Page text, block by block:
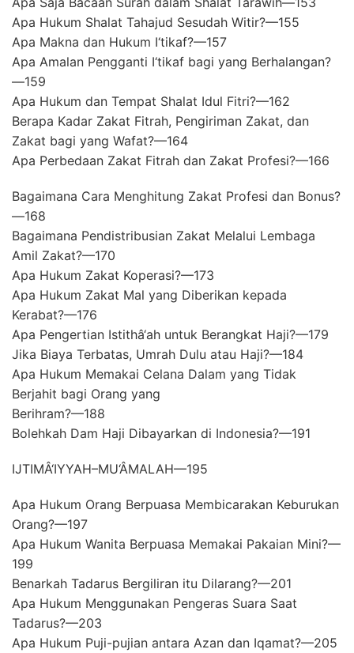
Apa Hukum Shalat Tahajud Sesudah Witir?—155
Apa Makna dan Hukum I‘tikaf?—157
Apa Amalan Pengganti I‘tikaf bagi yang Berhalangan?
—159
Apa Hukum dan Tempat Shalat Idul Fitri?—162
Berapa Kadar Zakat Fitrah, Pengiriman Zakat, dan
Zakat bagi yang Wafat?—164
Apa Perbedaan Zakat Fitrah dan Zakat Profesi?—166
Bagaimana Cara Menghitung Zakat Profesi dan Bonus?
—168
Bagaimana Pendistribusian Zakat Melalui Lembaga
Amil Zakat?—170
Apa Hukum Zakat Koperasi?—173
Apa Hukum Zakat Mal yang Diberikan kepada
Kerabat?—176
Apa Pengertian Istithâ‘ah untuk Berangkat Haji?—179
Jika Biaya Terbatas, Umrah Dulu atau Haji?—184
Apa Hukum Memakai Celana Dalam yang Tidak
Berjahit bagi Orang yang
Berihram?—188
Bolehkah Dam Haji Dibayarkan di Indonesia?—191
IJTIMÂ‘IYYAH–MU‘ÂMALAH—195
Apa Hukum Orang Berpuasa Membicarakan Keburukan
Orang?—197
Apa Hukum Wanita Berpuasa Memakai Pakaian Mini?—
199
Benarkah Tadarus Bergiliran itu Dilarang?—201
Apa Hukum Menggunakan Pengeras Suara Saat
Tadarus?—203
Apa Hukum Puji-pujian antara Azan dan Iqamat?—205